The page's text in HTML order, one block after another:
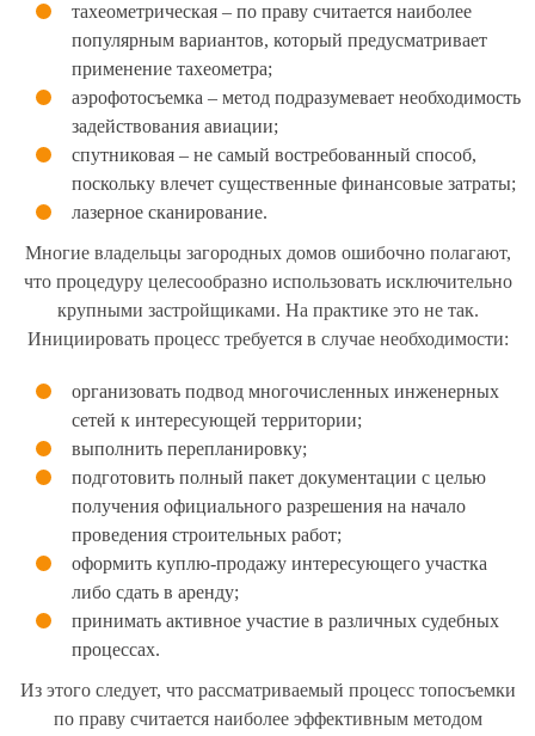
тахеометрическая – по праву считается наиболее
популярным вариантов, который предусматривает
применение тахеометра;
аэрофотосъемка – метод подразумевает необходимость
задействования авиации;
спутниковая – не самый востребованный способ,
поскольку влечет существенные финансовые затраты;
лазерное сканирование.
Многие владельцы загородных домов ошибочно полагают,
что процедуру целесообразно использовать исключительно
крупными застройщиками. На практике это не так.
Инициировать процесс требуется в случае необходимости:
организовать подвод многочисленных инженерных
сетей к интересующей территории;
выполнить перепланировку;
подготовить полный пакет документации с целью
получения официального разрешения на начало
проведения строительных работ;
оформить куплю-продажу интересующего участка
либо сдать в аренду;
принимать активное участие в различных судебных
процессах.
Из этого следует, что рассматриваемый процесс топосъемки
по праву считается наиболее эффективным методом